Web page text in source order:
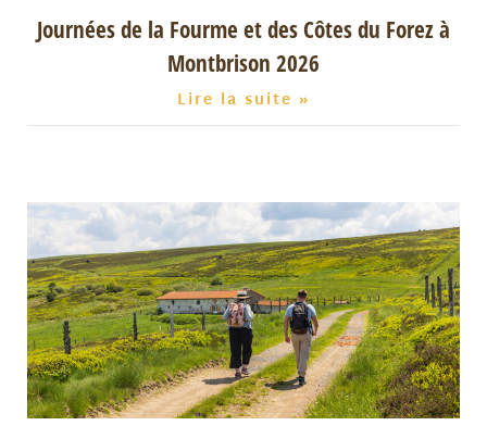
Journées de la Fourme et des Côtes du Forez à
Montbrison 2026
Lire la suite »